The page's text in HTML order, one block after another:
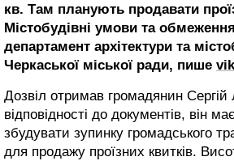
кв. Там планують продавати
Містобудівні умови та обмеження
департамент архітектури та
Черкаської міської ради, пише
Дозвіл отримав громадянин
відповідності до документів, він
збудувати зупинку громадського
для продажу проїзних квитків.